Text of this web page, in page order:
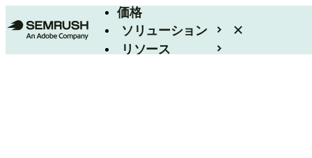
価格
ソリューション
リソース